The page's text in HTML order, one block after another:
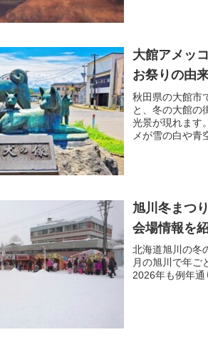
大館アメッ
お祭りの由
秋田県の大館市
と、冬の大館の
光景が現れます
メが雪の白や青
旭川冬まつ
会場情報を
北海道旭川の冬
月の旭川で年ご
2026年も例年通